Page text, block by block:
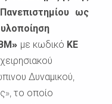
Πανεπιστημίου ως
υλοποίηση
με κωδικό ΚΕ
Δυναμικού,
το οποίο